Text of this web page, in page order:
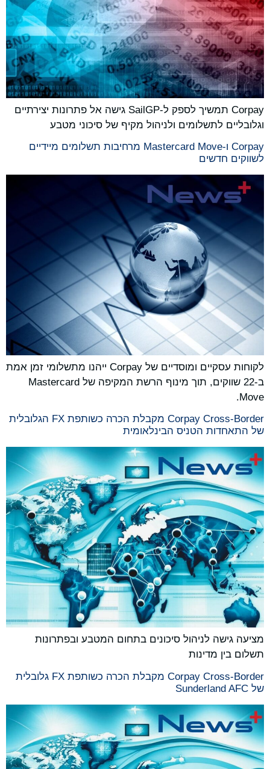
Corpay תמשיך לספק ל-SailGP גישה אל פתרונות יצירתיים
וגלובליים לתשלומים ולניהול מקיף של סיכוני מטבע
Corpay ו-Mastercard Move מרחיבות תשלומים מיידיים
לשווקים חדשים
לקוחות עסקיים ומוסדיים של Corpay ייהנו מתשלומי זמן אמת
ב-22 שווקים, תוך מינוף הרשת המקיפה של Mastercard
Move.
Corpay Cross-Border מקבלת הכרה כשותפת FX הגלובלית
של התאחדות הטניס הבינלאומית
מציעה גישה לניהול סיכונים בתחום המטבע ובפתרונות
תשלום בין מדינות
Corpay Cross-Border מקבלת הכרה כשותפת FX גלובלית
של Sunderland AFC